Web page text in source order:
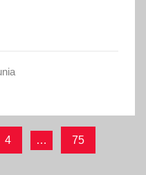
4 … 75